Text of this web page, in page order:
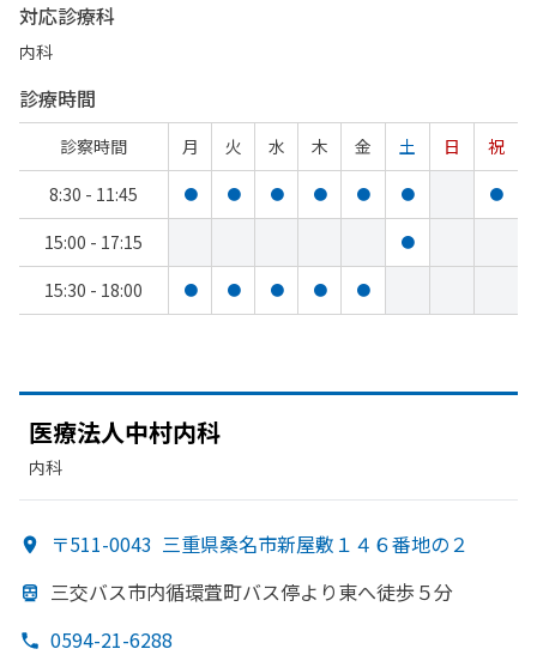
対応診療科
内科
診療時間
診察時間 月 火 水 木 金 土 日
祝
8:30 - 11:45
● ● ● ● ● ● ●
15:00 - 17:15 ●
15:30 - 18:00 ● ● ● ● ●
医療法人中村内科
内科
〒511-0043 三重県桑名市新屋敷１４６番地の２
三交バス市内循環萓町バス停より東へ徒歩５分
0594-21-6288